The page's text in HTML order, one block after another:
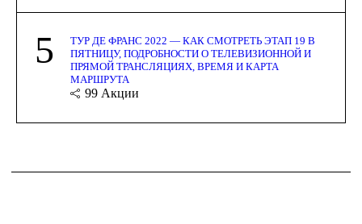
5
ТУР ДЕ ФРАНС 2022 — КАК СМОТРЕТЬ ЭТАП 19 В
ПЯТНИЦУ, ПОДРОБНОСТИ О ТЕЛЕВИЗИОННОЙ И
ПРЯМОЙ ТРАНСЛЯЦИЯХ, ВРЕМЯ И КАРТА
МАРШРУТА
99 Акции